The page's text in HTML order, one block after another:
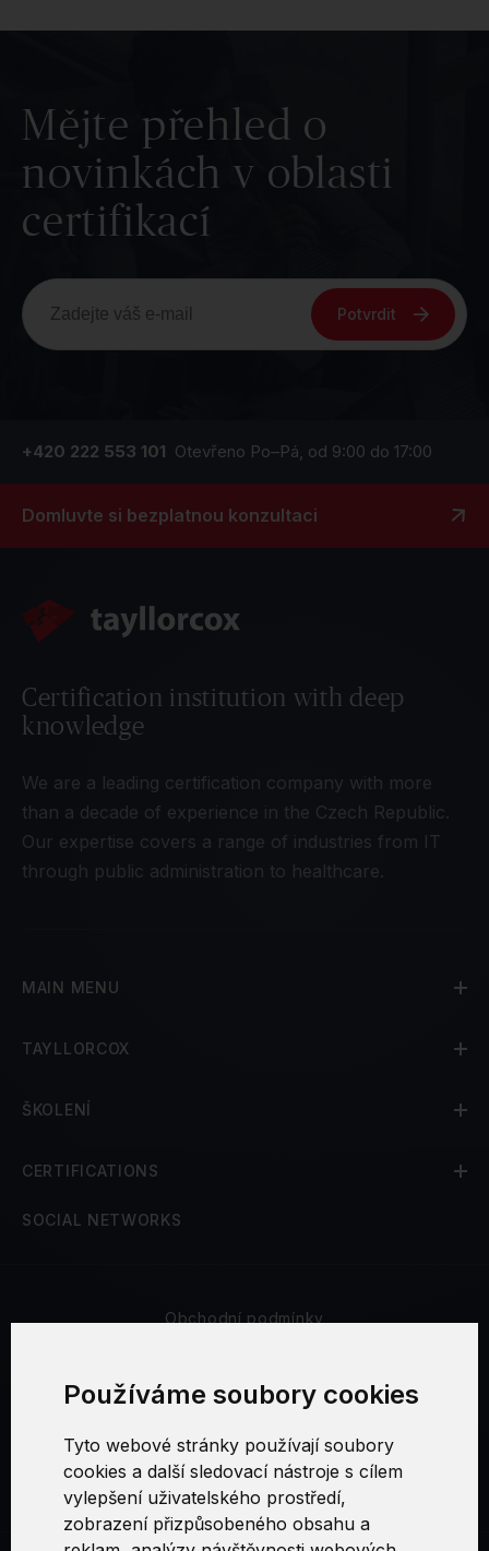
Používáme soubory cookies
Tyto webové stránky používají soubory
cookies a další sledovací nástroje s cílem
vylepšení uživatelského prostředí,
zobrazení přizpůsobeného obsahu a
Mějte přehled o
novinkách v oblasti
certifikací
Potvrdit
+420 222 553 101 Otevřeno Po–Pá, od 9:00 do 17:00
Domluvte si bezplatnou konzultaci
Certification institution with deep
knowledge
We are a leading certification company with more
than a decade of experience in the Czech Republic.
Our expertise covers a range of industries from IT
through public administration to healthcare.
MAIN MENU
TAYLLORCOX
ŠKOLENÍ
CERTIFICATIONS
SOCIAL NETWORKS
Obchodní podmínky
Nastavení cookies